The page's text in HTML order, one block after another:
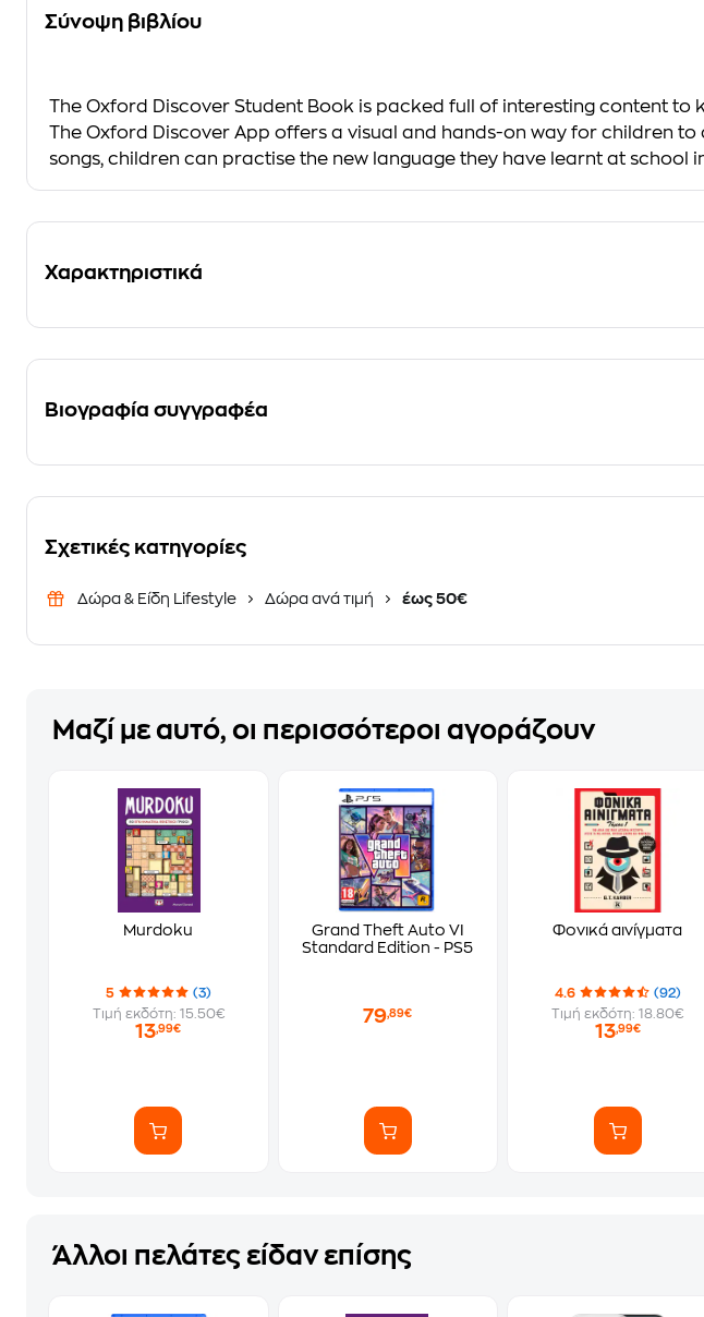
Σύνοψη βιβλίου
The Oxford Discover Student Book is packed full of interesting content to
The Oxford Discover App offers a visual and hands-on way for children to
songs, children can practise the new language they have learnt at school
Χαρακτηριστικά
Βιογραφία συγγραφέα
Σχετικές κατηγορίες
Δώρα & Είδη Lifestyle Δώρα ανά τιμή έως 50€
Μαζί με αυτό, οι περισσότεροι αγοράζουν
Murdoku
5
(3)
Τιμή εκδότη: 15.50€
13,99€
Grand Theft Auto VI
Standard Edition - PS5
79,89€
Φονικά αινίγματα
4.6
(92)
Τιμή εκδότη: 18.80€
13,99€
Άλλοι πελάτες είδαν επίσης